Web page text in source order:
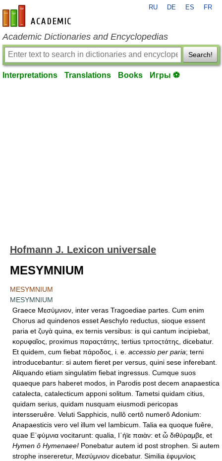
en-academic.com
RU DE ES FR
Academic Dictionaries and Encyclopedias
Search!
Interpretations Translations Books Игры ⚽
Hofmann J. Lexicon universale
MESYMNIUM
MESYMNIUM
MESYMNIUM
Graece Μεσύμνιον, inter veras Tragoediae partes. Cum enim
Chorus ad quindenos esset Aeschylo reductus, sioque essent
paria et ζυγὰ quina, ex ternis versibus: is qui cantum incipiebat,
κορυφαῖος, proximus παραςτάτης, tertius τριτοςτάτης, dicebatur.
Et quidem, cum fiebat πάροδος, i. e. accessio per paria; terni
introducebantur: si autem fieret per versus, quini sese inferebant.
Aliquando etiam singulatim fiebat ingressus. Cumque suos
quaeque pars haberet modos, in Parodis post decem anapaestica
catalecta, catalecticum apponi solitum. Tametsi quidam citius,
quidam serius, quidam nusquam eiusmodi pericopas
intersseruêre. Veluti Sapphicis, nullô certô numerô Adonium:
Anapaesticis vero vel illum vel Iambicum. Talia ea quoque fuêre,
quae Ε᾿φύμνια vocitarunt: qualia, Ι᾿ήϊε παιὰν: et ὦ διθύραμβε, et
Hymen ô Hymenaee! Ponebatur autem id post strophen. Si autem
strophe insereretur, Μεσύμνιον dicebatur. Similia ἐφυμνίοις